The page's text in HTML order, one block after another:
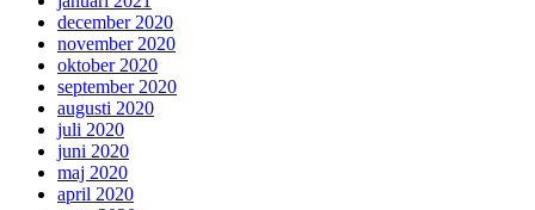
december 2020
november 2020
oktober 2020
september 2020
augusti 2020
juli 2020
juni 2020
maj 2020
april 2020